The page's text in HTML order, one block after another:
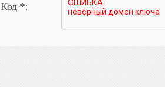
Код *: